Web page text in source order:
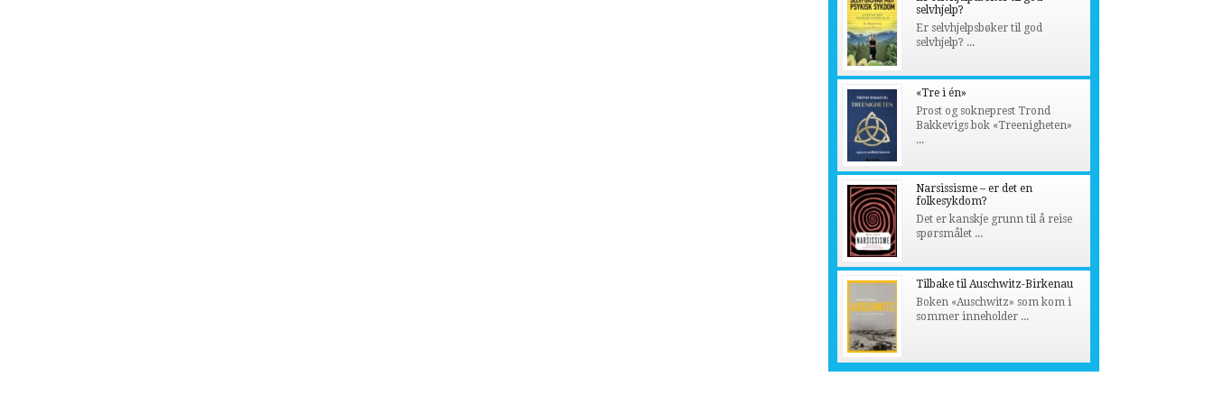
selvhjelp?
Er selvhjelpsbøker til god
selvhjelp? ...
«Tre i én»
Prost og sokneprest Trond
Bakkevigs bok «Treenigheten»
...
Narsissisme – er det en
folkesykdom?
Det er kanskje grunn til å reise
spørsmålet ...
Tilbake til Auschwitz-Birkenau
Boken «Auschwitz» som kom i
sommer inneholder ...